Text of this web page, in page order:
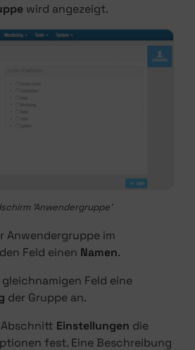
wird angezeigt.
'Anwendergruppe'
Anwendergruppe im
Feld einen Namen.
gleichnamigen Feld eine
der Gruppe an.
Abschnitt Einstellungen die
fest. Eine Beschreibung